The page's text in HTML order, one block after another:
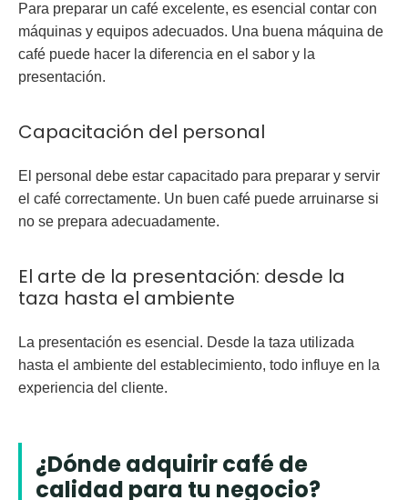
Para preparar un café excelente, es esencial contar con
máquinas y equipos adecuados. Una buena máquina de
café puede hacer la diferencia en el sabor y la
presentación.
Capacitación del personal
El personal debe estar capacitado para preparar y servir
el café correctamente. Un buen café puede arruinarse si
no se prepara adecuadamente.
El arte de la presentación: desde la
taza hasta el ambiente
La presentación es esencial. Desde la taza utilizada
hasta el ambiente del establecimiento, todo influye en la
experiencia del cliente.
¿Dónde adquirir café de
calidad para tu negocio?